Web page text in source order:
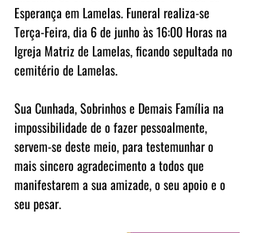
Esperança em Lamelas. Funeral realiza-se
Terça-Feira, dia 6 de junho às 16:00 Horas na
Igreja Matriz de Lamelas, ficando sepultada no
cemitério de Lamelas.
Sua Cunhada, Sobrinhos e Demais Família na
impossibilidade de o fazer pessoalmente,
servem-se deste meio, para testemunhar o
mais sincero agradecimento a todos que
manifestarem a sua amizade, o seu apoio e o
seu pesar.